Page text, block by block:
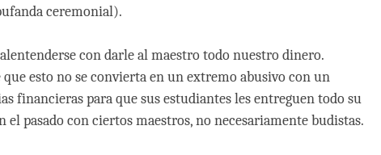
ceremonial).
con darle al maestro todo nuestro dinero.
esto no se convierta en un extremo abusivo con un
financieras para que sus estudiantes les entreguen todo su
el pasado con ciertos maestros, no necesariamente budistas.